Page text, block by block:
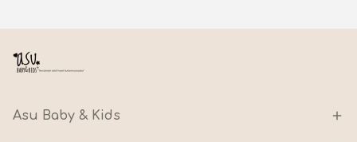
Asu Baby & Kids